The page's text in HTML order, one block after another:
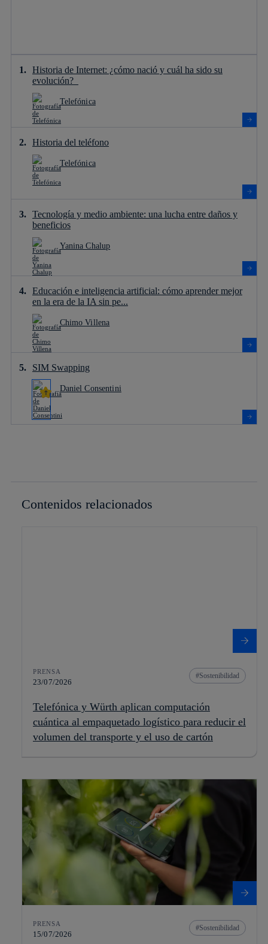
Historia de Internet: ¿cómo nació y cuál ha sido su
evolución?
Telefónica
Historia del teléfono
Telefónica
Tecnología y medio ambiente: una lucha entre daños y
beneficios
Yanina Chalup
Educación e inteligencia artificial: cómo aprender mejor
en la era de la IA sin pe...
Chimo Villena
SIM Swapping
Daniel Consentini
Contenidos relacionados
PRENSA
23/07/2026
Sostenibilidad
Telefónica y Würth aplican computación
cuántica al empaquetado logístico para reducir el
volumen del transporte y el uso de cartón
PRENSA
15/07/2026
Sostenibilidad